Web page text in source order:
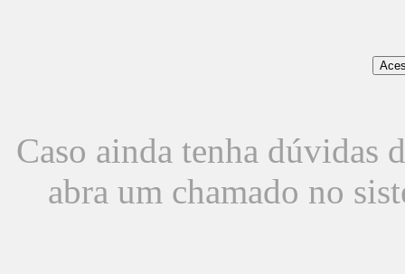
Caso ainda tenha dúvidas
abra um chamado no